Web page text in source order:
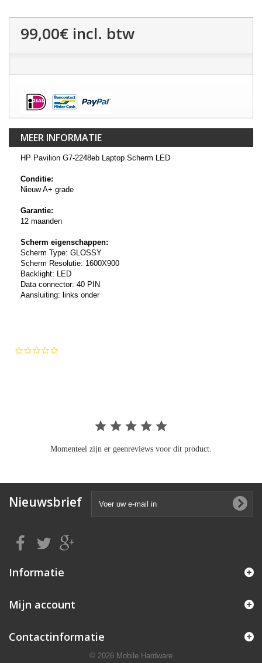
99,00€ incl. btw
MEER INFORMATIE
HP Pavilion G7-2248eb Laptop Scherm LED
Conditie:
Nieuw A+ grade
Garantie:
12 maanden
Scherm eigenschappen:
Scherm Type: GLOSSY
Scherm Resolutie: 1600X900
Backlight: LED
Data connector: 40 PIN
Aansluiting: links onder
Momenteel zijn er geenreviews voor dit product.
Nieuwsbrief
Informatie
Mijn account
Contactinformatie
© 2026 Mobile Hardware